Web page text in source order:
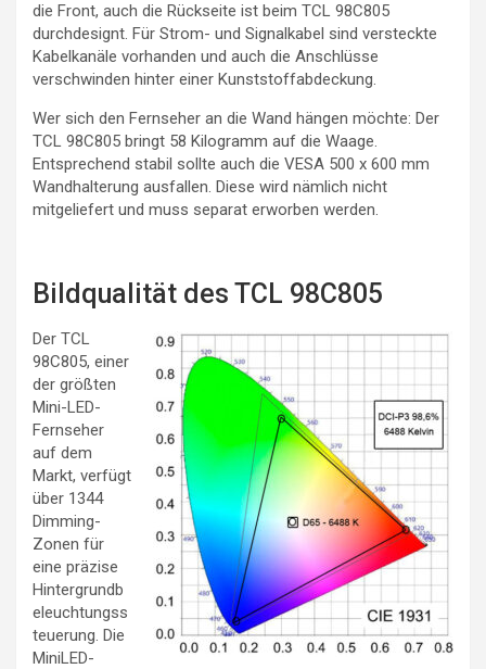
die Front, auch die Rückseite ist beim TCL 98C805
durchdesignt. Für Strom- und Signalkabel sind versteckte
Kabelkanäle vorhanden und auch die Anschlüsse
verschwinden hinter einer Kunststoffabdeckung.
Wer sich den Fernseher an die Wand hängen möchte: Der
TCL 98C805 bringt 58 Kilogramm auf die Waage.
Entsprechend stabil sollte auch die VESA 500 x 600 mm
Wandhalterung ausfallen. Diese wird nämlich nicht
mitgeliefert und muss separat erworben werden.
Bildqualität des TCL 98C805
Der TCL
98C805, einer
der größten
Mini-LED-
Fernseher
auf dem
Markt, verfügt
über 1344
Dimming-
Zonen für
eine präzise
Hintergrundb
eleuchtungss
teuerung. Die
MiniLED-